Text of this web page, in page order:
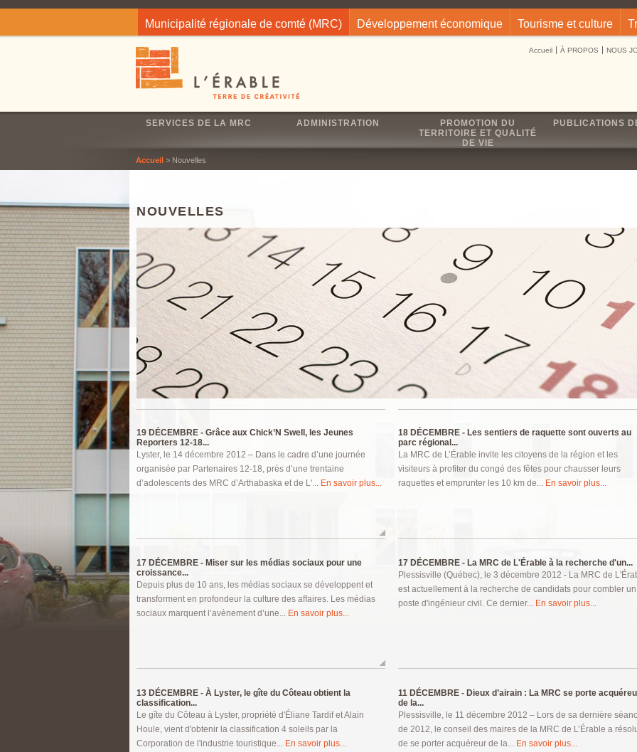
Municipalité régionale de comté (MRC) Développement économique Tourisme et culture
Accueil À PROPOS NOUS
SERVICES DE LA MRC ADMINISTRATION
PROMOTION DU
TERRITOIRE ET QUALITÉ
DE VIE
PUBLICATIONS
Accueil> Nouvelles
NOUVELLES
19 DÉCEMBRE - Grâce aux Chick’N Swell, les Jeunes
Reporters 12-18...
Lyster, le 14 décembre 2012 – Dans le cadre d’une journée
organisée par Partenaires 12-18, près d’une trentaine
d’adolescents des MRC d’Arthabaska et de L'... En savoir plus...
18 DÉCEMBRE - Les sentiers de raquette sont ouverts au
parc régional...
La MRC de L’Érable invite les citoyens de la région et les
visiteurs à profiter du congé des fêtes pour chausser leurs
raquettes et emprunter les 10 km de... En savoir plus...
17 DÉCEMBRE - Miser sur les médias sociaux pour une
croissance...
Depuis plus de 10 ans, les médias sociaux se développent et
transforment en profondeur la culture des affaires. Les médias
sociaux marquent l’avènement d’une... En savoir plus...
17 DÉCEMBRE - La MRC de L'Érable à la recherche d'un...
Plessisville (Québec), le 3 décembre 2012 - La MRC de
est actuellement à la recherche de candidats pour combler un
poste d'ingénieur civil. Ce dernier... En savoir plus...
13 DÉCEMBRE - À Lyster, le gîte du Côteau obtient la
classification...
Le gîte du Côteau à Lyster, propriété d'Éliane Tardif et Alain
Houle, vient d'obtenir la classification 4 soleils par la
Corporation de l'industrie touristique... En savoir plus...
11 DÉCEMBRE - Dieux d’airain : La MRC se porte
de la...
Plessisville, le 11 décembre 2012 – Lors de sa dernière
de 2012, le conseil des maires de la MRC de L’Érable a
de se porter acquéreur de la... En savoir plus...
Pages